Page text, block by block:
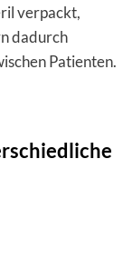
verpackt,
dadurch
Patienten.